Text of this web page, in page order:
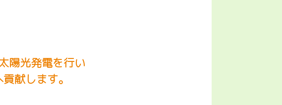
陽光発電を行い
献します。